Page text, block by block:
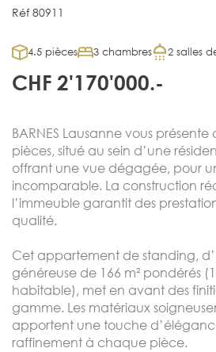
Réf 80911
4.5 pièces 3 chambres 2 salles
CHF 2'170'000.-
BARNES Lausanne vous
pièces, situé au sein d’une
offrant une vue dégagée, pour
incomparable. La construction
l’immeuble garantit des
qualité.
Cet appartement de standing,
généreuse de 166 m² pondérés
habitable), met en avant des
gamme. Les matériaux
apportent une touche
raffinement à chaque pièce.